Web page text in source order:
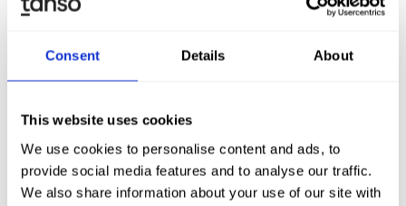
Consent Details About
This website uses cookies
We use cookies to personalise content and ads, to
provide social media features and to analyse our traffic.
We also share information about your use of our site with
noch nicht umgesetzt ist – nach NFRD.
2027 bzw. 2028 Zeit, bevor sie unter die CSRD-
Berichtspflicht fallen.
jetzt mit der Berichterstattung nach VSME zu
beginnen, um ein funktionierendes
Nachhaltigkeitsmanagement und Reporting-System
aufzubauen, das auch Offenlegungen für EcoVadis,